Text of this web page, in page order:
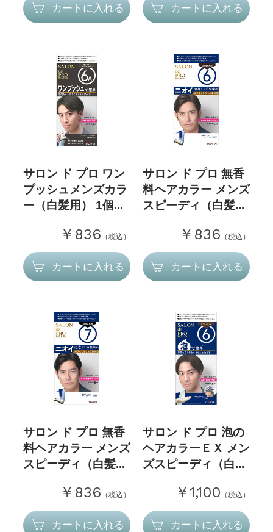
カートに入れる カートに入れる
サロン ド プロ ワン
プッシュメンズカラ
ー（白髪用） 1個...
￥836 （税込）
カートに入れる
サロン ド プロ 無香
料ヘアカラー メンズ
スピーディ（白髪...
￥836 （税込）
カートに入れる
サロン ド プロ 無香
料ヘアカラー メンズ
スピーディ（白髪...
￥836 （税込）
カートに入れる
サロン ド プロ 泡の
ヘアカラーＥＸ メン
ズスピーディ（白...
￥1,100 （税込）
カートに入れる